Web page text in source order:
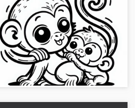
Makakenbaby speelt
nieuwsgierig met moeder -
Kleurplaat gratis
Ontdek de schattige kleurplaat van het
nieuwsgierige makaakje met zijn
moeder. Download de kleurplaat gratis
en kleur nu!...